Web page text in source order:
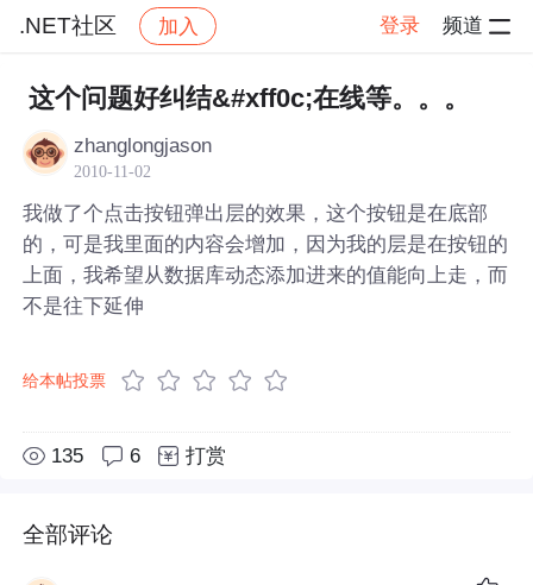
.NET社区 加入 登录 频道
社区 .NET社区 帖子详情
这个问题好纠结&#xff0c;在线等。。。
zhanglongjason
2010-11-02
我做了个点击按钮弹出层的效果，这个按钮是在底部
的，可是我里面的内容会增加，因为我的层是在按钮的
上面，我希望从数据库动态添加进来的值能向上走，而
不是往下延伸
给本帖投票
135 6 打赏
全部评论